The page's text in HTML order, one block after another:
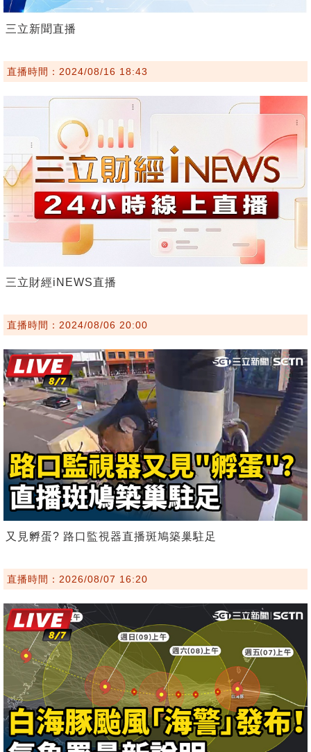
三立新聞直播
直播時間：2024/08/16 18:43
三立財經iNEWS直播
直播時間：2024/08/06 20:00
又見孵蛋? 路口監視器直播斑鳩築巢駐足
直播時間：2026/08/07 16:20